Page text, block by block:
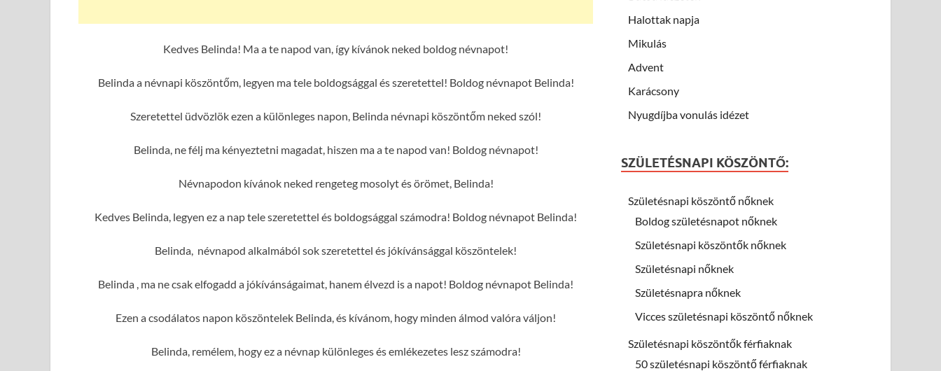
Kedves Belinda! Ma a te napod van, így kívánok neked boldog névnapot!
Belinda a névnapi köszöntőm, legyen ma tele boldogsággal és szeretettel! Boldog névnapot Belinda!
Szeretettel üdvözlök ezen a különleges napon, Belinda névnapi köszöntőm neked szól!
Belinda, ne félj ma kényeztetni magadat, hiszen ma a te napod van! Boldog névnapot!
Névnapodon kívánok neked rengeteg mosolyt és örömet, Belinda!
Kedves Belinda, legyen ez a nap tele szeretettel és boldogsággal számodra! Boldog névnapot Belinda!
Belinda, névnapod alkalmából sok szeretettel és jókívánsággal köszöntelek!
Belinda , ma ne csak elfogadd a jókívánságaimat, hanem élvezd is a napot! Boldog névnapot Belinda!
Ezen a csodálatos napon köszöntelek Belinda, és kívánom, hogy minden álmod valóra váljon!
Belinda, remélem, hogy ez a névnap különleges és emlékezetes lesz számodra!
Halottak napja
Mikulás
Advent
Karácsony
Nyugdíjba vonulás idézet
SZÜLETÉSNAPI KÖSZÖNTŐ:
Születésnapi köszöntő nőknek
Boldog születésnapot nőknek
Születésnapi köszöntők nőknek
Születésnapi nőknek
Születésnapra nőknek
Vicces születésnapi köszöntő nőknek
Születésnapi köszöntők férfiaknak
50 születésnapi köszöntő férfiaknak